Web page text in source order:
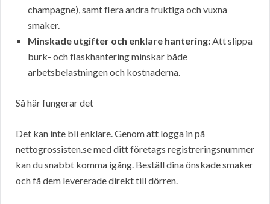
champagne), samt flera andra fruktiga och vuxna
smaker.
Minskade utgifter och enklare hantering:Att slippa
burk- och flaskhantering minskar både
arbetsbelastningen och kostnaderna.
Så här fungerar det
Det kan inte bli enklare. Genom att logga in på
nettogrossisten.se med ditt företags registreringsnummer
kan du snabbt komma igång. Beställ dina önskade smaker
och få dem levererade direkt till dörren.